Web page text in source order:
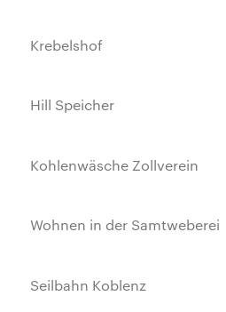
Krebelshof
Hill Speicher
Kohlenwäsche Zollverein
Wohnen in der Samtweberei
Seilbahn Koblenz